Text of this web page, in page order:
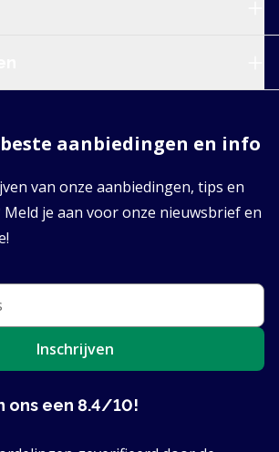
aanbiedingen en info
van onze aanbiedingen, tips en
je aan voor onze nieuwsbrief en
Inschrijven
ons een 8.4/10!